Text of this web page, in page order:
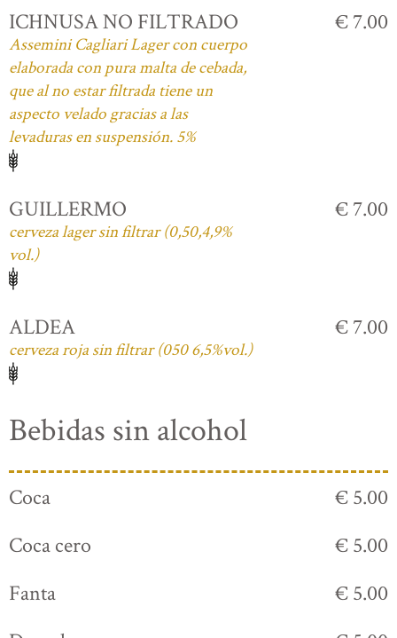
ICHNUSA NO FILTRADO
Assemini Cagliari Lager con cuerpo
elaborada con pura malta de cebada,
que al no estar filtrada tiene un
aspecto velado gracias a las
levaduras en suspensión. 5%
€ 7.00
GUILLERMO
cerveza lager sin filtrar (0,50,4,9%
vol.)
€ 7.00
ALDEA
cerveza roja sin filtrar (050 6,5%vol.)
€ 7.00
Bebidas sin alcohol
Coca
€ 5.00
Coca cero
€ 5.00
Fanta
€ 5.00